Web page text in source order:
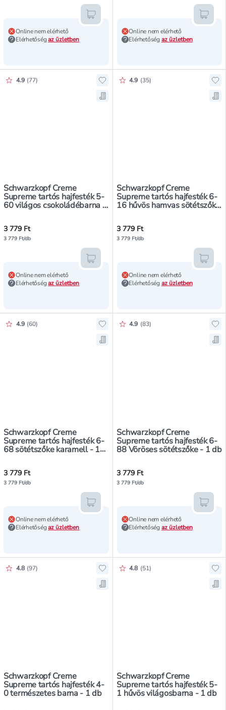
Online nem elérhető
Elérhetőségaz üzletben
Kosárba teszem
Online nem elérhető
Elérhetőség az üzletben
Schwarzkopf Creme
Supreme tartós hajfesték 5-
60 világos csokoládébarna -
Értékelés pontszáma:
4.9 (77)
Hozzáadás a kedvencekhez,
Mentés a bevásárló listára,
3 779 Ft
3 779 Ft/db
Online nem elérhető
Elérhetőségaz üzletben
Kosárba teszem
Schwarzkopf Creme
Supreme tartós hajfesték 6-
16 hűvös hamvas sötétszőke
Értékelés pontszáma:
4.9 (35)
3 779 Ft
3 779 Ft/db
Online nem elérhető
Elérhetőség az üzletben
Schwarzkopf Creme
Supreme tartós hajfesték 6-
68 sötétszőke karamell - 1
Értékelés pontszáma:
4.9 (60)
Hozzáadás a kedvencekhez,
Mentés a bevásárló listára,
3 779 Ft
3 779 Ft/db
Online nem elérhető
Elérhetőségaz üzletben
Kosárba teszem
Schwarzkopf Creme
Supreme tartós hajfesték 6-
88 Vöröses sötétszőke - 1 db
Értékelés pontszáma:
4.9 (83)
3 779 Ft
3 779 Ft/db
Online nem elérhető
Elérhetőség az üzletben
Schwarzkopf Creme
Supreme tartós hajfesték 4-
0 természetes barna - 1 db
Értékelés pontszáma:
4.8 (97)
Hozzáadás a kedvencekhez,
Mentés a bevásárló listára,
Schwarzkopf Creme
Supreme tartós hajfesték 5-
1 hűvös világosbarna - 1 db
Értékelés pontszáma:
4.8 (51)